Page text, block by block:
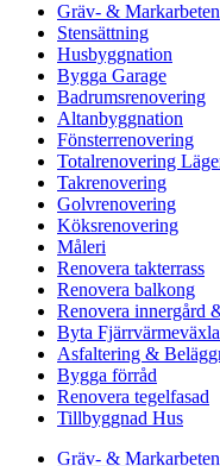
Gräv- & Markarbeten
Stensättning
Husbyggnation
Bygga Garage
Badrumsrenovering
Altanbyggnation
Fönsterrenovering
Totalrenovering
Takrenovering
Golvrenovering
Köksrenovering
Måleri
Renovera takterrass
Renovera balkong
Renovera innergård
Byta
Asfaltering &
Bygga förråd
Renovera tegelfasad
Tillbyggnad Hus
Gräv- & Markarbeten